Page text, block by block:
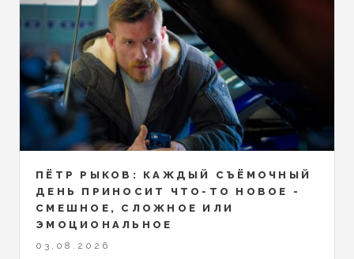
ПЁТР РЫКОВ: КАЖДЫЙ СЪЁМОЧНЫЙ
ДЕНЬ ПРИНОСИТ ЧТО-ТО НОВОЕ -
СМЕШНОЕ, СЛОЖНОЕ ИЛИ
ЭМОЦИОНАЛЬНОЕ
03.08.2026